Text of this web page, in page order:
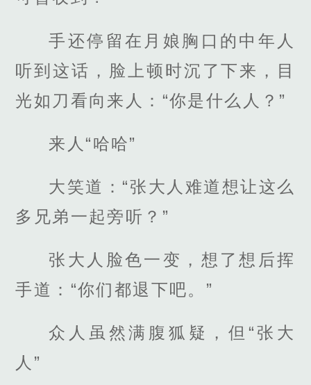
手还停留在月娘胸口的中年人
听到这话，脸上顿时沉了下来，目
光如刀看向来人：“你是什么人？”
来人“哈哈”
大笑道：“张大人难道想让这么
多兄弟一起旁听？”
张大人脸色一变，想了想后挥
手道：“你们都退下吧。”
众人虽然满腹狐疑，但“张大
人”